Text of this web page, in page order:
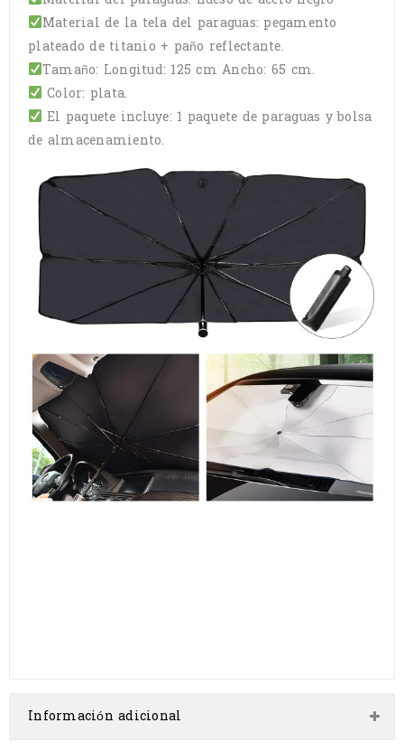
Material de la tela del paraguas: pegamento
plateado de titanio + paño reflectante.
Tamaño: Longitud: 125 cm Ancho: 65 cm.
Color: plata.
El paquete incluye: 1 paquete de paraguas y bolsa
de almacenamiento.
Información adicional